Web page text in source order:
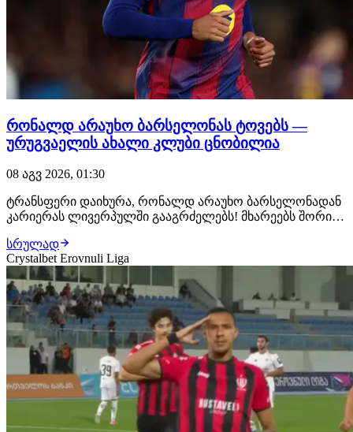
რონალდ არაუხო ბარსელონას ტოვებს —
ურუგვაელის ახალი კლუბი ცნობილია
08 აგვ 2026, 01:30
ტრანსფერი დაიხურა, რონალდ არაუხო ბარსელონადან
კარიერას ლივერპულში გააგრძელებს! მხარეებს შორის
მცველს ახალ კლუბში უკვე ელოდებიან, სადაც
სამედიცინო შემოწმებას გაივლის და კონტრაქტს ხელს
მოაწერს. როგორც ცნობილი ხდება, მხარეებს შორის 1-
წლიან…
სრულად
Crystalbet Erovnuli Liga